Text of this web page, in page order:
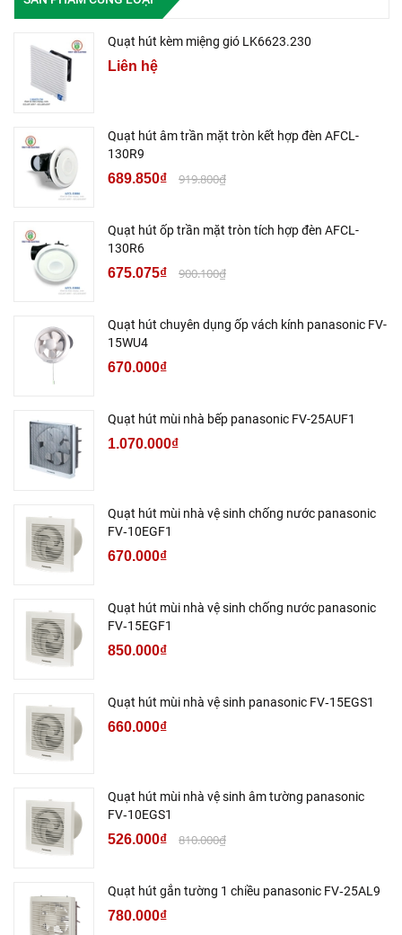
Quạt hút kèm miệng gió LK6623.230
Liên hệ
Quạt hút âm trần mặt tròn kết hợp đèn AFCL-
130R9
689.850₫ 919.800₫
Quạt hút ốp trần mặt tròn tích hợp đèn AFCL-
130R6
675.075₫ 900.100₫
Quạt hút chuyên dụng ốp vách kính panasonic FV-
15WU4
670.000₫
Quạt hút mùi nhà bếp panasonic FV-25AUF1
1.070.000₫
Quạt hút mùi nhà vệ sinh chống nước panasonic
FV‑10EGF1
670.000₫
Quạt hút mùi nhà vệ sinh chống nước panasonic
FV‑15EGF1
850.000₫
Quạt hút mùi nhà vệ sinh panasonic FV‑15EGS1
660.000₫
Quạt hút mùi nhà vệ sinh âm tường panasonic
FV‑10EGS1
526.000₫ 810.000₫
Quạt hút gắn tường 1 chiều panasonic FV‑25AL9
780.000₫